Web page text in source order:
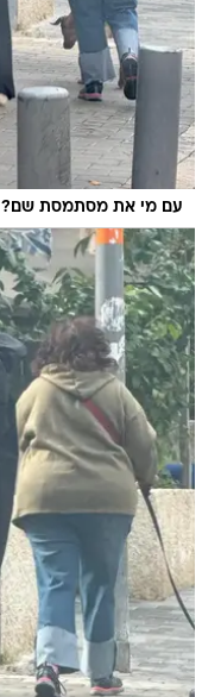
עם מי את מסתמסת שם?